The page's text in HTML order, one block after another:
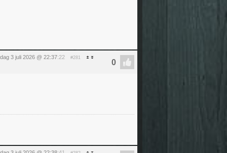
3 juli 2026 @ 22:37:22 #281